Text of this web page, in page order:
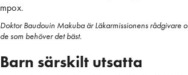
mpox.
Doktor Baudouin Makuba är Läkarmissionens rådgivare
de som behöver det bäst.
Barn särskilt utsatta